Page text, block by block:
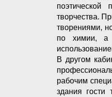
поэтической
творчества.
творениями,
по химии, а
В другом
рабочим
здания гости